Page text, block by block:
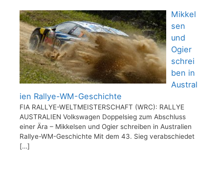
Mikkel
sen
und
Ogier
schrei
ben in
Austral
ien Rallye-WM-Geschichte
FIA RALLYE-WELTMEISTERSCHAFT (WRC): RALLYE
AUSTRALIEN Volkswagen Doppelsieg zum Abschluss
einer Ära – Mikkelsen und Ogier schreiben in Australien
Rallye-WM-Geschichte Mit dem 43. Sieg verabschiedet
[…]